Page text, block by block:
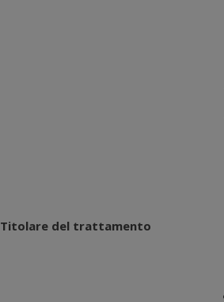
Titolare del trattamento